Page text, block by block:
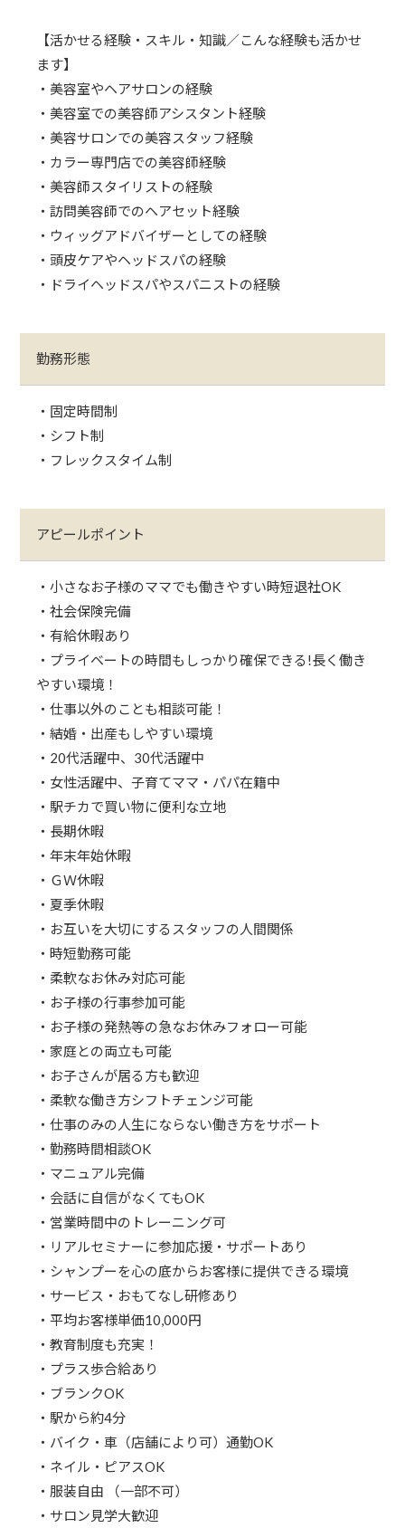
【活かせる経験・スキル・知識／こんな経験も活かせ
ます】
・美容室やヘアサロンの経験
・美容室での美容師アシスタント経験
・美容サロンでの美容スタッフ経験
・カラー専門店での美容師経験
・美容師スタイリストの経験
・訪問美容師でのヘアセット経験
・ウィッグアドバイザーとしての経験
・頭皮ケアやヘッドスパの経験
・ドライヘッドスパやスパニストの経験
勤務形態
・固定時間制
・シフト制
・フレックスタイム制
アピールポイント
・小さなお子様のママでも働きやすい時短退社OK
・社会保険完備
・有給休暇あり
・プライベートの時間もしっかり確保できる!長く働き
やすい環境！
・仕事以外のことも相談可能！
・結婚・出産もしやすい環境
・20代活躍中、30代活躍中
・女性活躍中、子育てママ・パパ在籍中
・駅チカで買い物に便利な立地
・長期休暇
・年末年始休暇
・ＧＷ休暇
・夏季休暇
・お互いを大切にするスタッフの人間関係
・時短勤務可能
・柔軟なお休み対応可能
・お子様の行事参加可能
・お子様の発熱等の急なお休みフォロー可能
・家庭との両立も可能
・お子さんが居る方も歓迎
・柔軟な働き方シフトチェンジ可能
・仕事のみの人生にならない働き方をサポート
・勤務時間相談OK
・マニュアル完備
・会話に自信がなくてもOK
・営業時間中のトレーニング可
・リアルセミナーに参加応援・サポートあり
・シャンプーを心の底からお客様に提供できる環境
・サービス・おもてなし研修あり
・平均お客様単価10,000円
・教育制度も充実！
・プラス歩合給あり
・ブランクOK
・駅から約4分
・バイク・車（店舗により可）通勤OK
・ネイル・ピアスOK
・服装自由 （一部不可）
・サロン見学大歓迎